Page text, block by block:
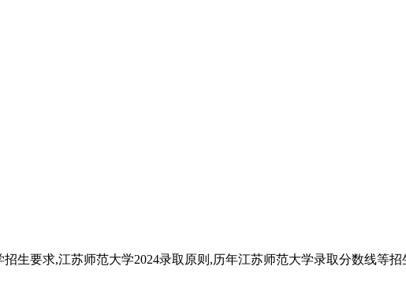
生要求,江苏师范大学2024录取原则,历年江苏师范大学录取分数线等招